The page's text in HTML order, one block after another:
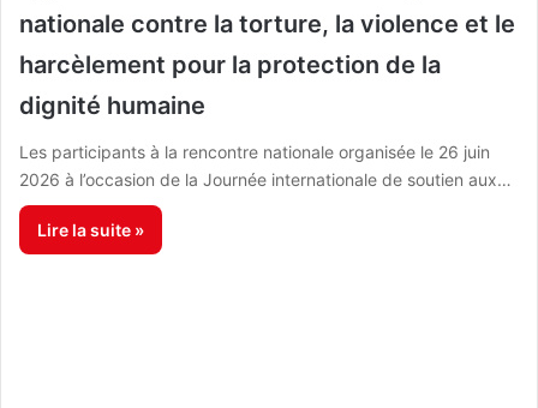
nationale contre la torture, la violence et le
harcèlement pour la protection de la
dignité humaine
Les participants à la rencontre nationale organisée le 26 juin
2026 à l’occasion de la Journée internationale de soutien aux…
Lire la suite »